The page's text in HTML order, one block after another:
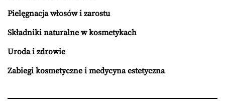
Pielęgnacja włosów i zarostu
Składniki naturalne w kosmetykach
Uroda i zdrowie
Zabiegi kosmetyczne i medycyna estetyczna